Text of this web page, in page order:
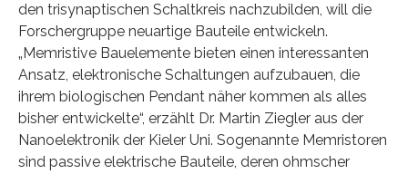
den trisynaptischen Schaltkreis nachzubilden, will die
Forschergruppe neuartige Bauteile entwickeln.
„Memristive Bauelemente bieten einen interessanten
Ansatz, elektronische Schaltungen aufzubauen, die
ihrem biologischen Pendant näher kommen als alles
bisher entwickelte“, erzählt Dr. Martin Ziegler aus der
Nanoelektronik der Kieler Uni. Sogenannte Memristoren
sind passive elektrische Bauteile, deren ohmscher